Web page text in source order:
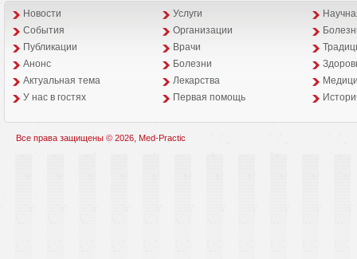
Новости Услуги
События
Организации
Публикации
Врачи
Анонс
Болезни
Aктуальная тема
Лекарства
У нас в гостях
Первая помощь
Все права защищены © 2026, Med-Practic